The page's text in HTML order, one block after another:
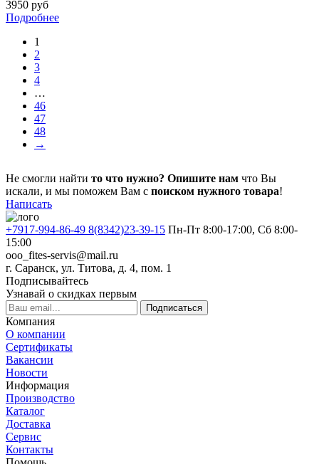
3950 руб
Подробнее
1
2
3
4
…
46
47
48
→
Не смогли найти то что нужно? Опишите нам что Вы
искали, и мы поможем Вам с поиском нужного товара!
Написать
+7917-994-86-49 8(8342)23-39-15 Пн-Пт 8:00-17:00, Сб 8:00-
15:00
ooo_fites-servis@mail.ru
г. Саранск, ул. Титова, д. 4, пом. 1
Подписывайтесь
Узнавай о скидках первым
Подписаться
Компания
О компании
Сертификаты
Вакансии
Новости
Информация
Производство
Каталог
Доставка
Сервис
Контакты